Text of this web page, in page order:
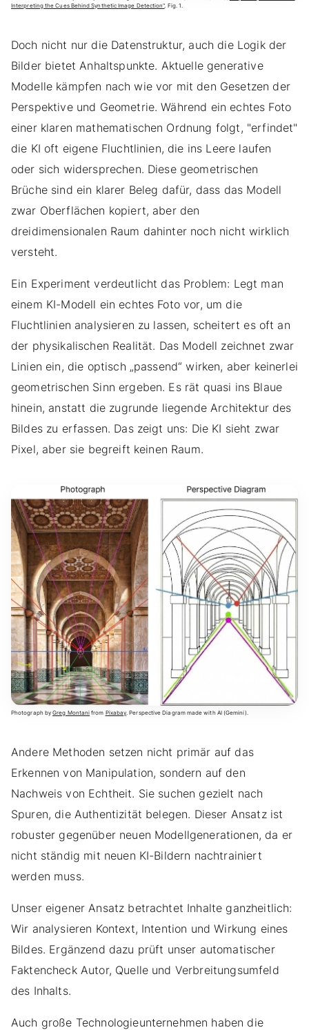
Interpreting the Cues Behind Synthetic Image Detection", Fig. 1.
Doch nicht nur die Datenstruktur, auch die Logik der
Bilder bietet Anhaltspunkte. Aktuelle generative
Modelle kämpfen nach wie vor mit den Gesetzen der
Perspektive und Geometrie. Während ein echtes Foto
einer klaren mathematischen Ordnung folgt, "erfindet"
die KI oft eigene Fluchtlinien, die ins Leere laufen
oder sich widersprechen. Diese geometrischen
Brüche sind ein klarer Beleg dafür, dass das Modell
zwar Oberflächen kopiert, aber den
dreidimensionalen Raum dahinter noch nicht wirklich
versteht.
Ein Experiment verdeutlicht das Problem: Legt man
einem KI-Modell ein echtes Foto vor, um die
Fluchtlinien analysieren zu lassen, scheitert es oft an
der physikalischen Realität. Das Modell zeichnet zwar
Linien ein, die optisch „passend“ wirken, aber keinerlei
geometrischen Sinn ergeben. Es rät quasi ins Blaue
hinein, anstatt die zugrunde liegende Architektur des
Bildes zu erfassen. Das zeigt uns: Die KI sieht zwar
Pixel, aber sie begreift keinen Raum.
Photograph byGreg Montani from Pixabay . Perspective Diagram made with AI (Gemini).
Andere Methoden setzen nicht primär auf das
Erkennen von Manipulation, sondern auf den
Nachweis von Echtheit. Sie suchen gezielt nach
Spuren, die Authentizität belegen. Dieser Ansatz ist
robuster gegenüber neuen Modellgenerationen, da er
nicht ständig mit neuen KI-Bildern nachtrainiert
werden muss.
Unser eigener Ansatz betrachtet Inhalte ganzheitlich:
Wir analysieren Kontext, Intention und Wirkung eines
Bildes. Ergänzend dazu prüft unser automatischer
Faktencheck Autor, Quelle und Verbreitungsumfeld
des Inhalts.
Auch große Technologieunternehmen haben die